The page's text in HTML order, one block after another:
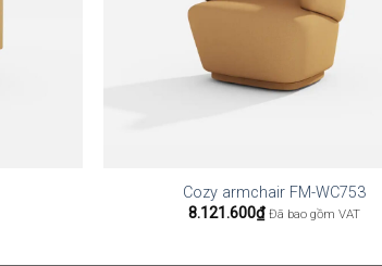
Cozy armchair FM-WC753
8.121.600₫ Đã bao gồm VAT